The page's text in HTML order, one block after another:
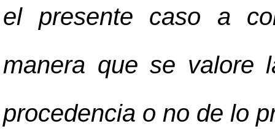
el presente caso a
manera que se valore
procedencia o no de lo